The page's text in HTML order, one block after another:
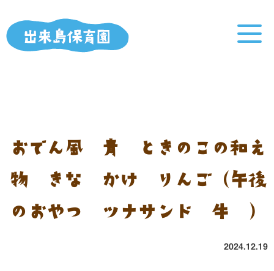
おでん風 青菜ときのこの和え
物 きな粉かけ りんご（午後
のおやつ：ツナサンド 牛乳）
2024.12.19